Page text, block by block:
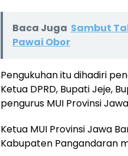
Baca Juga Sambut
Pawai Obor
Pengukuhan itu dihadiri
Ketua DPRD, Bupati Jeje,
pengurus MUI Provinsi
Ketua MUI Provinsi Jawa
Kabupaten Pangandaran